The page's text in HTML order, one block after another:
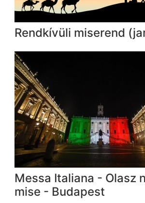
Rendkívüli miserend
Messa Italiana - Olasz
mise - Budapest